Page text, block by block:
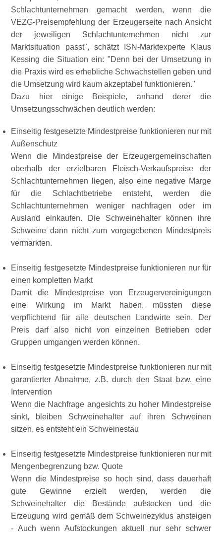
Schlachtunternehmen gemacht werden, wenn die
VEZG-Preisempfehlung der Erzeugerseite nach Ansicht
der jeweiligen Schlachtunternehmen nicht zur
Marktsituation passt , schätzt ISN-Marktexperte Klaus
Kessing die Situation ein:
Denn bei der Umsetzung in
die Praxis wird es erhebliche Schwachstellen geben und
die Umsetzung wird kaum akzeptabel funktionieren.
Dazu hier einige Beispiele, anhand derer die
Umsetzungsschwächen deutlich werden:
Einseitig festgesetzte Mindestpreise funktionieren nur mit
Außenschutz
Wenn die Mindestpreise der Erzeugergemeinschaften
oberhalb der erzielbaren Fleisch-Verkaufspreise der
Schlachtunternehmen liegen, also eine negative Marge
für die Schlachtbetriebe entsteht, werden die
Schlachtunternehmen weniger nachfragen oder im
Ausland einkaufen. Die Schweinehalter können ihre
Schweine dann nicht zum vorgegebenen Mindestpreis
vermarkten.
Einseitig festgesetzte Mindestpreise funktionieren nur für
einen kompletten Markt
Damit die Mindestpreise von Erzeugervereinigungen
eine Wirkung im Markt haben, müssten diese
verpflichtend für alle deutschen Landwirte sein. Der
Preis darf also nicht von einzelnen Betrieben oder
Gruppen umgangen werden können.
Einseitig festgesetzte Mindestpreise funktionieren nur mit
garantierter Abnahme, z.B. durch den Staat bzw. eine
Intervention
Wenn die Nachfrage angesichts zu hoher Mindestpreise
sinkt, bleiben Schweinehalter auf ihren Schweinen
sitzen, es entsteht ein Schweinestau
Einseitig festgesetzte Mindestpreise funktionieren nur mit
Mengenbegrenzung bzw. Quote
Wenn die Mindestpreise so hoch sind, dass dauerhaft
gute Gewinne erzielt werden, werden die
Schweinehalter die Bestände aufstocken und die
Erzeugung wird gemäß dem Schweinezyklus ansteigen
- Auch wenn Aufstockungen aktuell nur sehr schwer